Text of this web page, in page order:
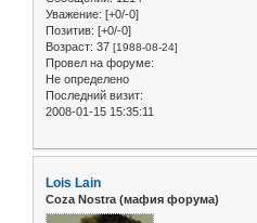
Уважение: [+0/-0]
Позитив: [+0/-0]
Возраст: 37 [1988-08-24]
Провел на форуме:
Не определено
Последний визит:
2008-01-15 15:35:11
Lois Lain
Coza Nostra (мафия форума)